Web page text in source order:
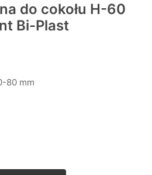
do cokołu H-60
Bi-Plast
80 mm